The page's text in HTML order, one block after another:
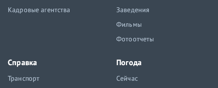
Кадровые агентства
Заведения
Фильмы
Фотоотчеты
Справка
Транспорт
Погода
Сейчас